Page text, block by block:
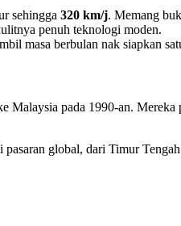
sehingga 320 km/j. Memang
penuh teknologi moden.
masa berbulan nak siapkan
pada 1990-an.
pasaran global, dari Timur